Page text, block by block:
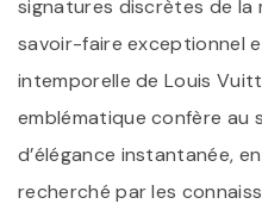
signatures discrètes de la
savoir-faire exceptionnel
intemporelle de Louis
emblématique confère au
d’élégance instantanée,
recherché par les